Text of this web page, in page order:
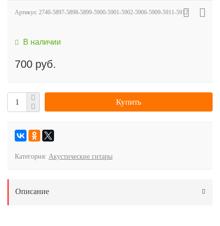
Артикул: 2740-5897-5898-5899-5900-5901-5902-5906-5909-5911-5912
В наличии
700 руб.
Купить
Категория: Акустические гитары
Описание